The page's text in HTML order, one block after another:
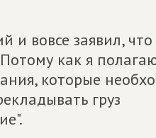
вовсе заявил, что
как я
которые
груз